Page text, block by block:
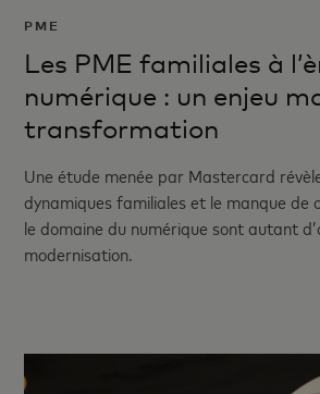
PME
Les PME familiales à
numérique : un enjeu
transformation
Une étude menée par Mastercard
dynamiques familiales et le manque de
le domaine du numérique sont autant
modernisation.